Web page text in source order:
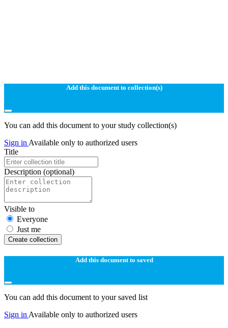
Add this document to collection(s)
You can add this document to your study collection(s)
Sign in Available only to authorized users
Title
Description (optional)
Visible to
Everyone
Just me
Create collection
Add this document to saved
You can add this document to your saved list
Sign in Available only to authorized users